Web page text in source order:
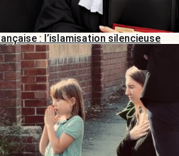
: l’islamisation silencieuse